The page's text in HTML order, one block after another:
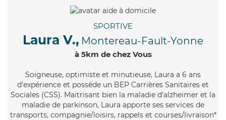
SPORTIVE
Laura V., Montereau-Fault-Yonne
à 5km de chez Vous
Soigneuse, optimiste et minutieuse, Laura a 6 ans
d'expérience et possède un BEP Carrières Sanitaires et
Sociales (CSS). Maitrisant bien la maladie d'alzheimer et la
maladie de parkinson, Laura apporte ses services de
transports, compagnie/loisirs, rappels et courses/livraison*